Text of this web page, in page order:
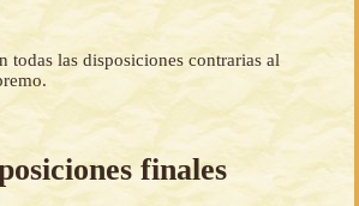
todas las disposiciones contrarias al
finales